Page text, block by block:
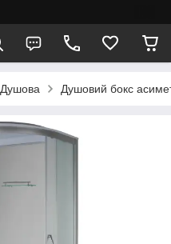
Душова Душовий бокс